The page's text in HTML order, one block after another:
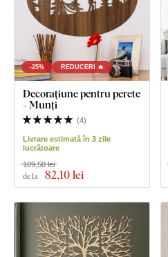
-25% REDUCERI 🔥
Decorațiune pentru perete
- Munți
(4)
Livrare estimată în 3 zile
lucrătoare
de la 82,10 lei
109,50 lei